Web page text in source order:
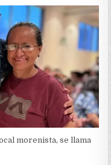
morenista, se llama